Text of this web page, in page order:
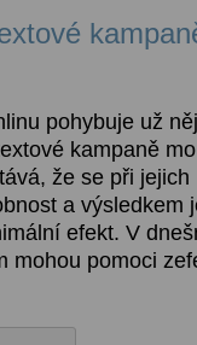
pohybuje už
kampaně
že se při
a výsledkem
efekt. V
mohou pomoci